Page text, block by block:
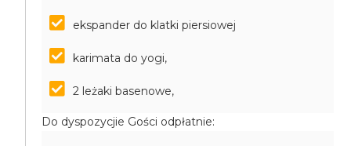
ekspander do klatki piersiowej
karimata do yogi,
2 leżaki basenowe,
Do dyspozycjie Gości odpłatnie: